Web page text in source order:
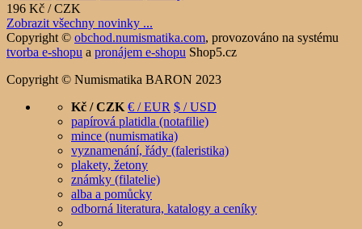
196 Kč / CZK
Zobrazit všechny novinky ...
Copyright © obchod.numismatika.com, provozováno na systému
tvorba e-shopu a pronájem e-shopu Shop5.cz
Copyright © Numismatika BARON 2023
Kč / CZK € / EUR $ / USD
papírová platidla (notafilie)
mince (numismatika)
vyznamenání, řády (faleristika)
plakety, žetony
známky (filatelie)
alba a pomůcky
odborná literatura, katalogy a ceníky